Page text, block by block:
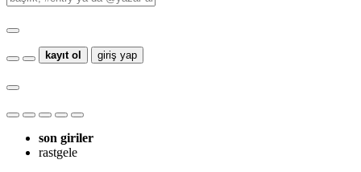
kayıt ol giriş yap
son giriler
rastgele